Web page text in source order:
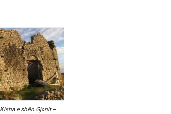
Kisha e shën Gjonit –